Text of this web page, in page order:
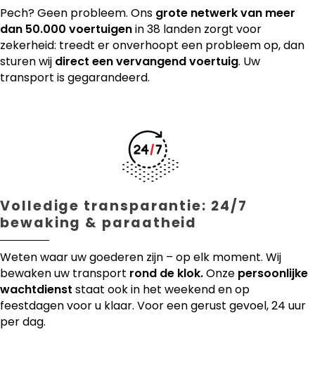
Pech? Geen probleem. Ons grote netwerk van meer
dan 50.000 voertuigenin 38 landen zorgt voor
zekerheid: treedt er onverhoopt een probleem op, dan
sturen wij direct een vervangend voertuig. Uw
transport is gegarandeerd.
Volledige transparantie: 24/7
bewaking & paraatheid
Weten waar uw goederen zijn – op elk moment. Wij
bewaken uw transport rond de klok.Onze persoonlijke
wachtdienst staat ook in het weekend en op
feestdagen voor u klaar. Voor een gerust gevoel, 24 uur
per dag.